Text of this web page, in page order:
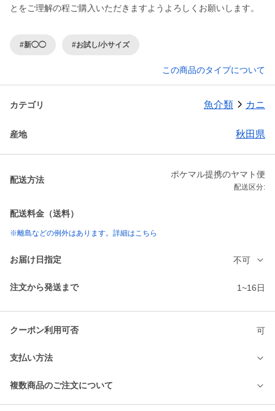
とをご理解の程ご購入いただきますようよろしくお願いします。
#新◯◯ #お試し/小サイズ
この商品のタイプについて
カテゴリ 魚介類 カニ
産地 秋田県
配送方法
ポケマル提携のヤマト便
配送区分:
配送料金（送料）
※離島などの例外はあります。詳細はこちら
お届け日指定 不可
注文から発送まで 1~16日
クーポン利用可否 可
支払い方法
複数商品のご注文について